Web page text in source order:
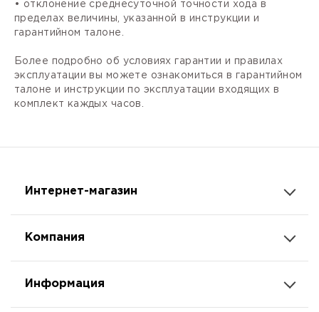
• отклонение среднесуточной точности хода в
пределах величины, указанной в инструкции и
гарантийном талоне.
Более подробно об условиях гарантии и правилах
эксплуатации вы можете ознакомиться в гарантийном
талоне и инструкции по эксплуатации входящих в
комплект каждых часов.
Интернет-магазин
Компания
Информация